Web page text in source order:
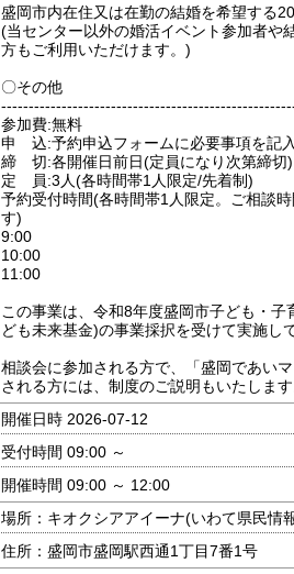
盛岡市内在住又は在勤の結婚を希望する
(当センター以外の婚活イベント参加者や
方もご利用いただけます。)
〇その他
参加費:無料
申 込:予約申込フォームに必要事項を記
締 切:各開催日前日(定員になり次第締切)
定 員:3人(各時間帯1人限定/先着制)
予約受付時間(各時間帯1人限定。ご相談
す)
9:00
10:00
11:00
この事業は、令和8年度盛岡市子ども・子
ども未来基金)の事業採択を受けて実施し
相談会に参加される方で、「盛岡であい
される方には、制度のご説明もいたします
開催日時 2026-07-12
受付時間 09:00 ～
開催時間 09:00 ～ 12:00
場所：キオクシアアイーナ(いわて県民情
住所：盛岡市盛岡駅西通1丁目7番1号